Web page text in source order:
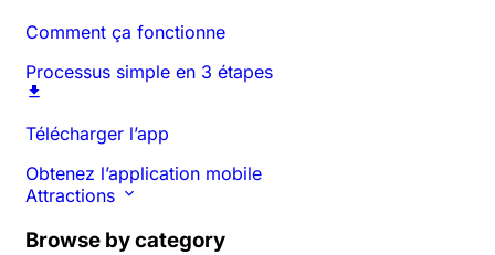
Comment ça fonctionne
Processus simple en 3 étapes
Télécharger l’app
Obtenez l’application mobile
Attractions
Browse by category